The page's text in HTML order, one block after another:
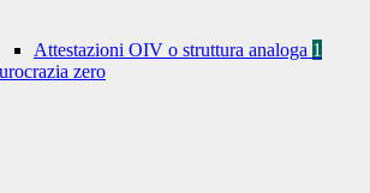
Attestazioni OIV o struttura analoga 1
zero